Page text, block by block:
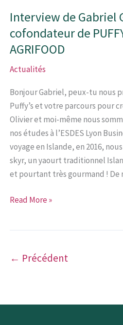
Interview de Gabriel
cofondateur de
AGRIFOOD
Actualités
Bonjour Gabriel, peux-tu nous
Puffy’s et votre parcours pour
Olivier et moi-même nous
nos études à l’ESDES Lyon
voyage en Islande, en 2016,
skyr, un yaourt traditionnel
et pourtant très gourmand ! De
Interview
cofondateur
Read More »
← Précédent